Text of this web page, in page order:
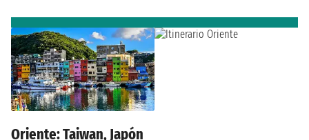
Oriente: Taiwan, Japón